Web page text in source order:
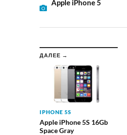
Apple iPhone 5
ДАЛЕЕ →
IPHONE 5S
Apple iPhone 5S 16Gb
Space Gray